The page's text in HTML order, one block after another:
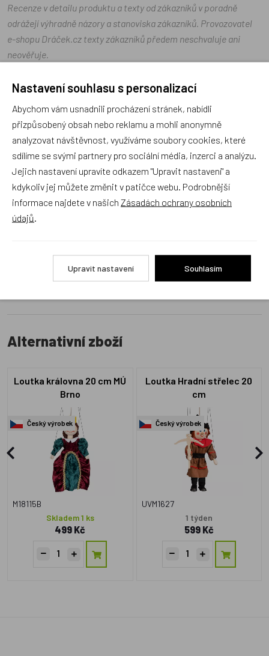
Recenze v detailu produktu a texty od zákazníků v poradně
odrážejí výhradně názory a stanoviska zákazníků. Provozovatel
e-shopu Dráček.cz texty zákazníků předem neschvaluje ani
neověřuje.
Zatím zde nejsou žádné dotazy. Buďte první, kdo se zeptá!
Recenze
Produkt zatím nemá žádné hodnocení,
buďte první, kdo
Přidat hodnocení
Alternativní zboží
Loutka královna 20 cm MÚ
Brno
Český výrobek
M18115B
Skladem 1 ks
499 Kč
Loutka Hradní střelec 20
cm
Český výrobek
UVM1627
1 týden
599 Kč
Nastavení souhlasu s personalizací
Abychom vám usnadnili procházení stránek, nabídli
přizpůsobený obsah nebo reklamu a mohli anonymně
analyzovat návštěvnost, využíváme soubory cookies, které
sdílíme se svými partnery pro sociální média, inzerci a analýzu.
Jejich nastavení upravíte odkazem "Upravit nastavení" a
kdykoliv jej můžete změnit v patičce webu. Podrobnější
informace najdete v našich Zásadách ochrany osobních
údajů
Upravit nastavení Souhlasím